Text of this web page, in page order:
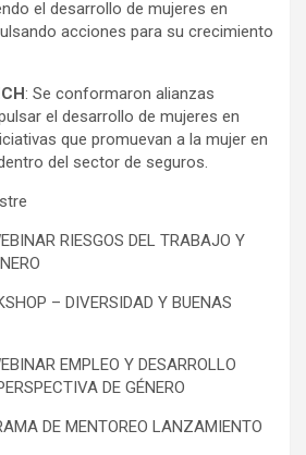
el desarrollo de mujeres en
acciones para su crecimiento
: Se conformaron alianzas
el desarrollo de mujeres en
que promuevan a la mujer en
del sector de seguros.
RIESGOS DEL TRABAJO Y
– DIVERSIDAD Y BUENAS
EMPLEO Y DESARROLLO
DE GÉNERO
DE MENTOREO LANZAMIENTO